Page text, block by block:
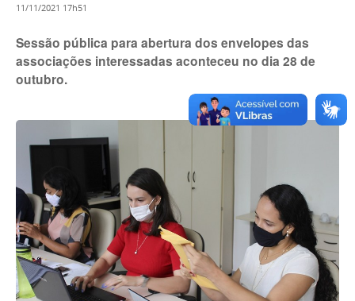
11/11/2021 17h51
Sessão pública para abertura dos envelopes das
associações interessadas aconteceu no dia 28 de
outubro.